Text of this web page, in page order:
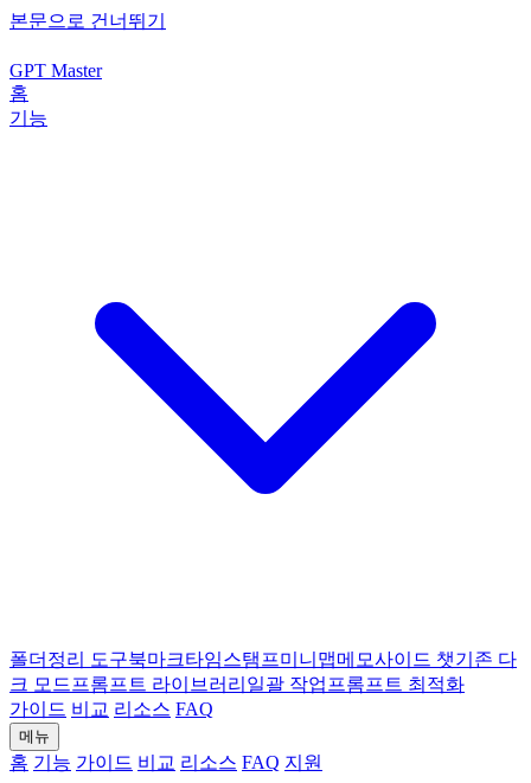
본문으로 건너뛰기
GPT Master
홈
기능
폴더 정리 도구북마크타임스탬프미니맵메모사이드 챗기존 다
크 모드 프롬프트 라이브러리 일괄 작업 프롬프트 최적화
가이드 비교 리소스 FAQ
메뉴
홈 기능 가이드 비교 리소스 FAQ 지원